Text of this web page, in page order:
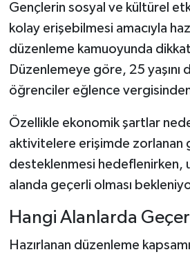
Gençlerin sosyal ve kültürel
kolay erişebilmesi amacıyla
düzenleme kamuoyunda
Düzenlemeye göre, 25 yaşını
öğrenciler eğlence
Özellikle ekonomik şartlar
aktivitelere erişimde zorlanan
desteklenmesi hedeflenirken,
alanda geçerli olması
Hangi Alanlarda
Hazırlanan düzenleme
Siyaset
Teknoloji
Vasıta
Vefat Haberleri